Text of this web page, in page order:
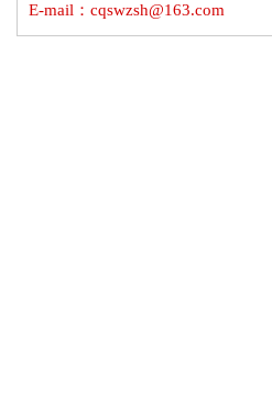
E-mail：cqswzsh@163.com